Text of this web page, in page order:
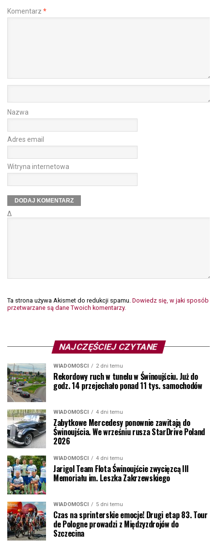
Komentarz *
Nazwa
Adres email
Witryna internetowa
Δ
Ta strona używa Akismet do redukcji spamu. Dowiedz się, w jaki sposób
przetwarzane są dane Twoich komentarzy.
NAJCZĘŚCIEJ CZYTANE
WIADOMOŚCI 2 dni temu
Rekordowy ruch w tunelu w Świnoujściu. Już do
godz. 14 przejechało ponad 11 tys. samochodów
WIADOMOŚCI 4 dni temu
Zabytkowe Mercedesy ponownie zawitają do
Świnoujścia. We wrześniu rusza StarDrive Poland
2026
WIADOMOŚCI 4 dni temu
Jarigol Team Flota Świnoujście zwycięzcą III
Memoriału im. Leszka Zakrzewskiego
WIADOMOŚCI 5 dni temu
Czas na sprinterskie emocje! Drugi etap 83. Tour
de Pologne prowadzi z Międzyzdrojów do
Szczecina